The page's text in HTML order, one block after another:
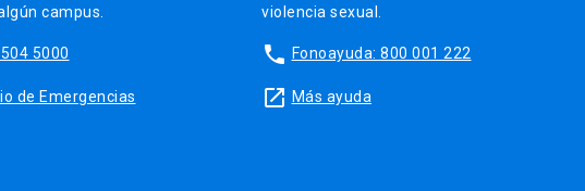
campus.
5000
de Emergencias
violencia sexual.
phone Fonoayuda: 800 001 222
launch Más ayuda